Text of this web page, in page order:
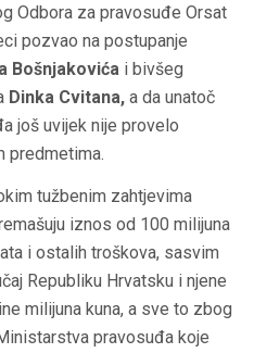
Odbora za pravosuđe Orsat
pozvao na postupanje
Bošnjakovića i bivšeg
Dinka Cvitana, a da unatoč
još uvijek nije provelo
predmetima.
tužbenim zahtjevima
iznos od 100 milijuna
i ostalih troškova, sasvim
Republiku Hrvatsku i njene
milijuna kuna, a sve to zbog
pravosuđa koje